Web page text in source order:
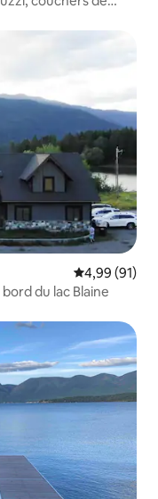
Évaluation
4,99 (91)
du lac Blaine